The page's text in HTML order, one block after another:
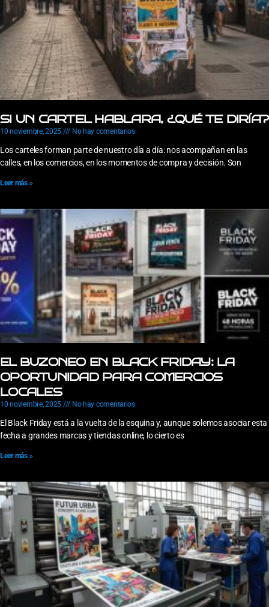
SI UN CARTEL HABLARA, ¿QUÉ TE DIRÍA?
10 noviembre, 2025 No hay comentarios
Los carteles forman parte de nuestro día a día: nos acompañan en las
calles, en los comercios, en los momentos de compra y decisión. Son
Leer más »
EL BUZONEO EN BLACK FRIDAY: LA
OPORTUNIDAD PARA COMERCIOS
LOCALES
10 noviembre, 2025 No hay comentarios
El Black Friday está a la vuelta de la esquina y, aunque solemos asociar esta
fecha a grandes marcas y tiendas online, lo cierto es
Leer más »